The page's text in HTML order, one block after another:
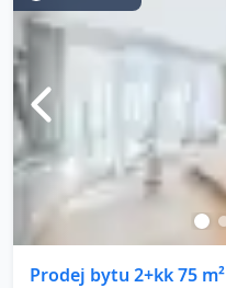
Prodej bytu 2+kk 75 m²